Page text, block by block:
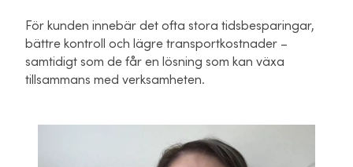
För kunden innebär det ofta stora tidsbesparingar,
bättre kontroll och lägre transportkostnader –
samtidigt som de får en lösning som kan växa
tillsammans med verksamheten.